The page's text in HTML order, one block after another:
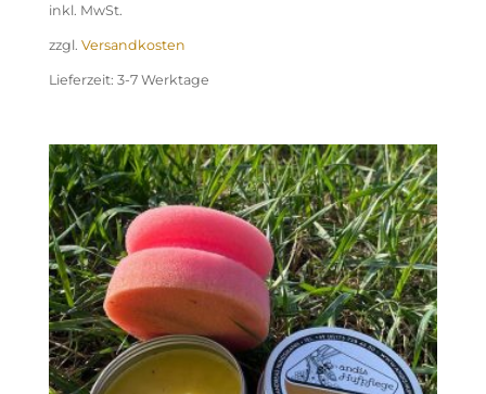
inkl. MwSt.
zzgl. Versandkosten
Lieferzeit: 3-7 Werktage